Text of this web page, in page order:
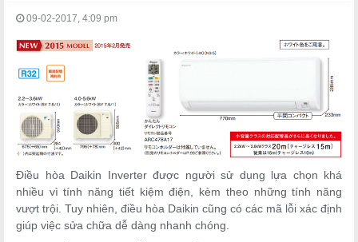
09-02-2017, 4:09 pm
Điều hòa Daikin Inverter được người sử dụng lựa chọn khá
nhiều vì tính năng tiết kiệm điện, kèm theo những tính năng
vượt trội. Tuy nhiên, điều hòa Daikin cũng có các mã lỗi xác định
giúp việc sửa chữa dễ dàng nhanh chóng.